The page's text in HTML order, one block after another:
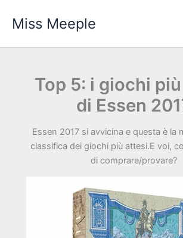
Miss Meeple
Top 5: i giochi
di Essen
Essen 2017 si avvicina e questa è la
classifica dei giochi più attesi.E voi,
di comprare/provare?